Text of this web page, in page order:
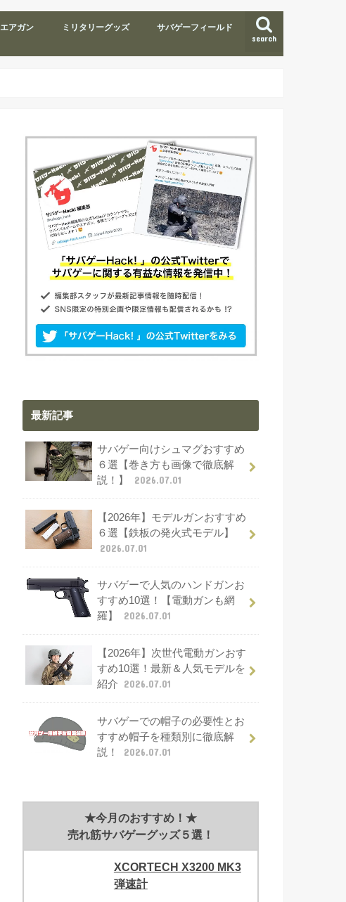
search
エアガン ミリタリーグッズ サバゲーフィールド
最新記事
サバゲー向けシュマグおすすめ
６選【巻き方も画像で徹底解
説！】
2026.07.01
【2026年】モデルガンおすすめ
６選【鉄板の発火式モデル】
2026.07.01
サバゲーで人気のハンドガンお
すすめ10選！【電動ガンも網
羅】
2026.07.01
【2026年】次世代電動ガンおす
すめ10選！最新＆人気モデルを
紹介
2026.07.01
サバゲーでの帽子の必要性とお
すすめ帽子を種類別に徹底解
説！
2026.07.01
★今月のおすすめ！★
売れ筋サバゲーグッズ５選！
XCORTECH X3200 MK3
弾速計